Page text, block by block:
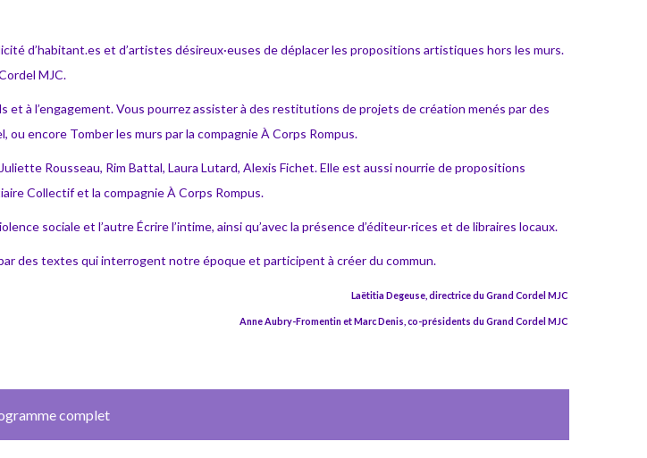
d’habitant.es et d’artistes désireux·euses de déplacer les propositions artistiques hors les murs.
MJC.
à l’engagement. Vous pourrez assister à des restitutions de projets de création menés par des
ou encore Tomber les murs par la compagnie À Corps Rompus.
Rousseau, Rim Battal, Laura Lutard, Alexis Fichet. Elle est aussi nourrie de propositions
Collectif et la compagnie À Corps Rompus.
sociale et l’autre Écrire l’intime, ainsi qu’avec la présence d’éditeur·rices et de libraires locaux.
des textes qui interrogent notre époque et participent à créer du commun.
Laëtitia Degeuse, directrice du Grand Cordel MJC
Anne Aubry-Fromentin et Marc Denis, co-présidents du Grand Cordel MJC
complet